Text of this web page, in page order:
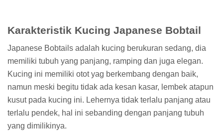
Karakteristik Kucing Japanese Bobtail
Japanese Bobtails adalah kucing berukuran sedang, dia
memiliki tubuh yang panjang, ramping dan juga elegan.
Kucing ini memiliki otot yag berkembang dengan baik,
namun meski begitu tidak ada kesan kasar, lembek atapun
kusut pada kucing ini. Lehernya tidak terlalu panjang atau
terlalu pendek, hal ini sebanding dengan panjang tubuh
yang dimilikinya.